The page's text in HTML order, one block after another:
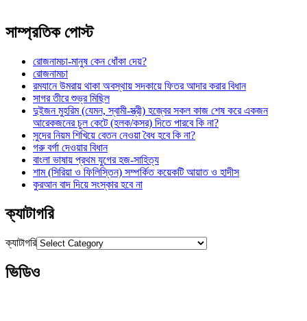
সাম্প্রতিক পোস্ট
রোজনামচা-মানুষ কেন ধোঁকা দেয়?
রোজনামচা
রমযানে উমরায় থাকা অবস্থায় সদকায়ে ফিতর আদার করার বিধান
সাগর তীরে শুভ্র মিছিল
দুইজন মুহরিম (যেমন, স্বামী-স্ত্রী) হজ্বের সকল কাজ শেষ করে একজন
আরেকজনের চুল কেটে (হলক/কসর) দিতে পারবে কি না?
সুদের নিয়ম শিখিয়ে বেতন নেওয়া বৈধ হবে কি না?
গরু বর্গা দেওয়ার বিধান
বাংলা ভাষায় প্রথম যুগের হজ-সাহিত্য
শাম (সিরিয়া ও ফিলিস্তিন) সম্পর্কিত কয়েকটি আয়াত ও হাদীস
কুরআন বাদ দিয়ে সংস্কার হবে না
ক্যাটাগরি
ক্যাটাগরি
ভিডিও